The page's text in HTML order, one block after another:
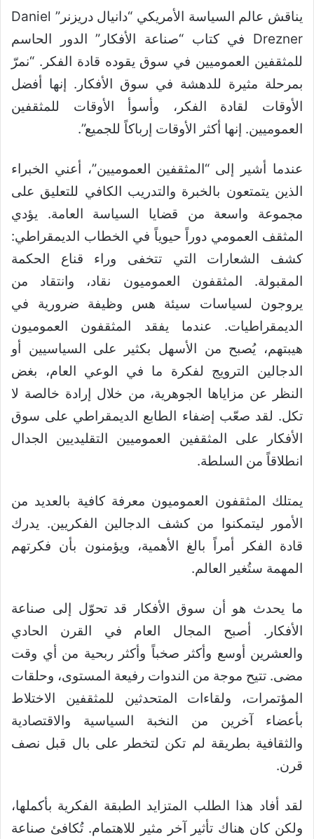
يناقش عالم السياسة الأمريكي “دانيال دريزنر” Daniel
Drezner في كتاب “صناعة الأفكار” الدور الحاسم
للمثقفين العموميين في سوق يقوده قادة الفكر. “نمرّ
بمرحلة مثيرة للدهشة في سوق الأفكار. إنها أفضل
الأوقات لقادة الفكر، وأسوأ الأوقات للمثقفين
العموميين. إنها أكثر الأوقات إرباكاً للجميع”.
عندما أشير إلى “المثقفين العموميين”، أعني الخبراء
الذين يتمتعون بالخبرة والتدريب الكافي للتعليق على
مجموعة واسعة من قضايا السياسة العامة. يؤدي
المثقف العمومي دوراً حيوياً في الخطاب الديمقراطي:
كشف الشعارات التي تتخفى وراء قناع الحكمة
المقبولة. المثقفون العموميون نقاد، وانتقاد من
يروجون لسياسات سيئة هس وظيفة ضرورية في
الديمقراطيات. عندما يفقد المثقفون العموميون
هيبتهم، يُصبح من الأسهل بكثير على السياسيين أو
الدجالين الترويج لفكرة ما في الوعي العام، بغض
النظر عن مزاياها الجوهرية، من خلال إرادة خالصة لا
تكل. لقد صعّب إضفاء الطابع الديمقراطي على سوق
الأفكار على المثقفين العموميين التقليديين الجدال
انطلاقاً من السلطة.
يمتلك المثقفون العموميون معرفة كافية بالعديد من
الأمور ليتمكنوا من كشف الدجالين الفكريين. يدرك
قادة الفكر أمراً بالغ الأهمية، ويؤمنون بأن فكرتهم
المهمة ستُغير العالم.
ما يحدث هو أن سوق الأفكار قد تحوّل إلى صناعة
الأفكار. أصبح المجال العام في القرن الحادي
والعشرين أوسع وأكثر صخباً وأكثر ربحية من أي وقت
مضى. تتيح موجة من الندوات رفيعة المستوى، وحلقات
المؤتمرات، ولقاءات المتحدثين للمثقفين الاختلاط
بأعضاء آخرين من النخبة السياسية والاقتصادية
والثقافية بطريقة لم تكن لتخطر على بال قبل نصف
قرن.
لقد أفاد هذا الطلب المتزايد الطبقة الفكرية بأكملها،
ولكن كان هناك تأثير آخر مثير للاهتمام. تُكافئ صناعة